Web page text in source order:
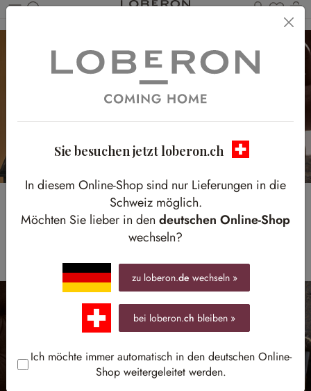
Du
Shades of Brown
Die Trendfarbe der Saison gemütlich kombiniert
Sie besuchen jetzt loberon.ch
In diesem Online-Shop sind nur Lieferungen in die
Schweiz möglich.
Möchten Sie lieber in den deutschen Online-Shop
wechseln?
zu loberon.de wechseln »
bei loberon.ch bleiben »
Ich möchte immer automatisch in den deutschen Online-
Shop weitergeleitet werden.